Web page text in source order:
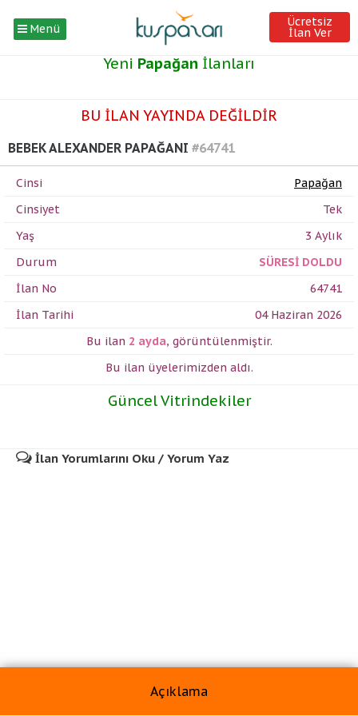
Menü Ücretsiz
İlan Ver
Yeni Papağan İlanları
BU İLAN YAYINDA DEĞİLDİR
BEBEK ALEXANDER PAPAĞANI #64741
Cinsi
Papağan
Cinsiyet
Tek
Yaş
3 Aylık
Durum
SÜRESİ DOLDU
İlan No
64741
İlan Tarihi
04 Haziran 2026
Bu ilan 2 ayda, görüntülenmiştir.
Bu ilan üyelerimizden aldı.
Güncel Vitrindekiler
İlan Yorumlarını Oku / Yorum Yaz
Açıklama